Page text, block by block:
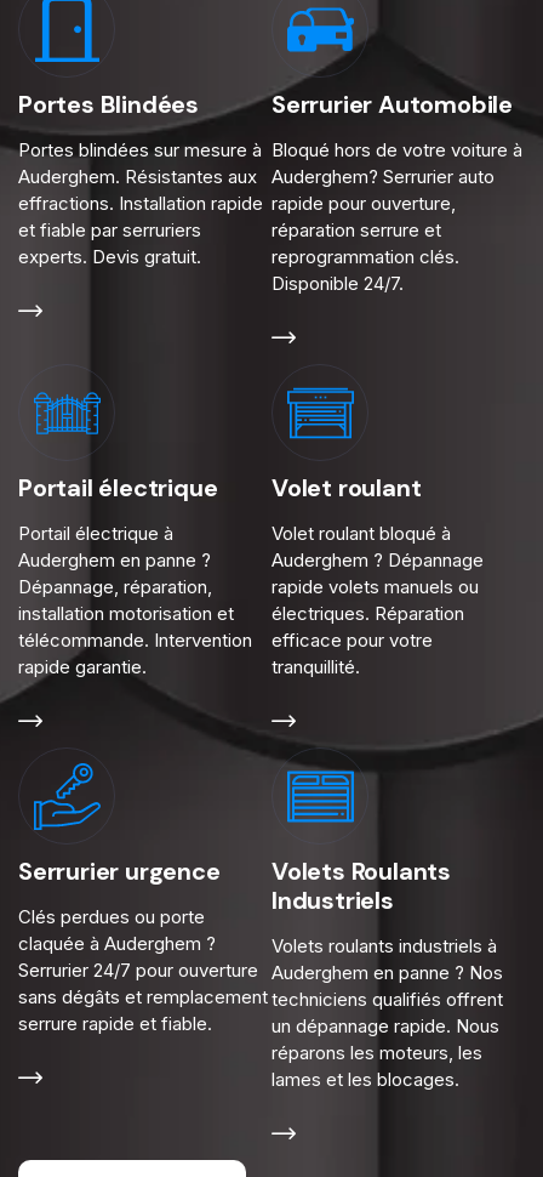
Portes Blindées
Portes blindées sur mesure à
Auderghem. Résistantes aux
effractions. Installation rapide
et fiable par serruriers
experts. Devis gratuit.
Serrurier Automobile
Bloqué hors de votre voiture à
Auderghem? Serrurier auto
rapide pour ouverture,
réparation serrure et
reprogrammation clés.
Disponible 24/7.
Portail électrique
Portail électrique à
Auderghem en panne ?
Dépannage, réparation,
installation motorisation et
télécommande. Intervention
rapide garantie.
Volet roulant
Volet roulant bloqué à
Auderghem ? Dépannage
rapide volets manuels ou
électriques. Réparation
efficace pour votre
tranquillité.
Serrurier urgence
Clés perdues ou porte
claquée à Auderghem ?
Serrurier 24/7 pour ouverture
sans dégâts et remplacement
serrure rapide et fiable.
Volets Roulants
Industriels
Volets roulants industriels à
Auderghem en panne ? Nos
techniciens qualifiés offrent
un dépannage rapide. Nous
réparons les moteurs, les
lames et les blocages.